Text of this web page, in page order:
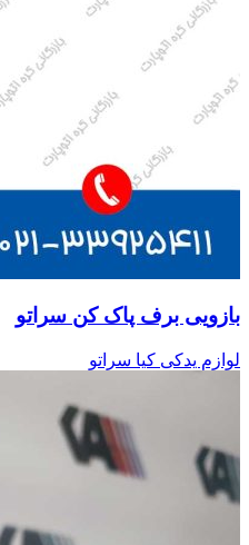
بازویی برف پاک کن سراتو
لوازم یدکی کیا سراتو